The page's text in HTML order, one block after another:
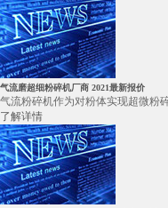
气流磨超细粉碎机厂商 2021最新报价
气流粉碎机作为对粉体实现超微粉
了解详情